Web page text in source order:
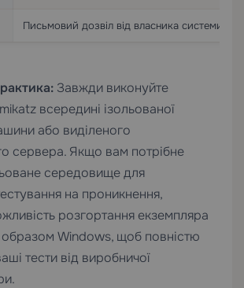
Письмовий дозвіл від власника системи є
Завжди виконуйте
всередині ізольованої
або виділеного
сервера. Якщо вам потрібне
середовище для
на проникнення,
розгортання екземпляра
образом Windows, щоб повністю
тести від виробничої